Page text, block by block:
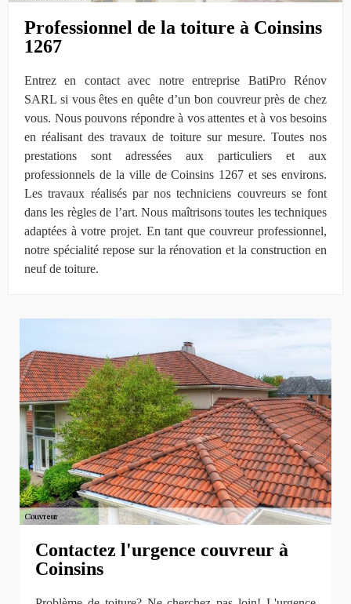
Professionnel de la toiture à Coinsins
1267
Entrez en contact avec notre entreprise BatiPro Rénov
SARL si vous êtes en quête d’un bon couvreur près de chez
vous. Nous pouvons répondre à vos attentes et à vos besoins
en réalisant des travaux de toiture sur mesure. Toutes nos
prestations sont adressées aux particuliers et aux
professionnels de la ville de Coinsins 1267 et ses environs.
Les travaux réalisés par nos techniciens couvreurs se font
dans les règles de l’art. Nous maîtrisons toutes les techniques
adaptées à votre projet. En tant que couvreur professionnel,
notre spécialité repose sur la rénovation et la construction en
neuf de toiture.
Contactez l'urgence couvreur à
Coinsins